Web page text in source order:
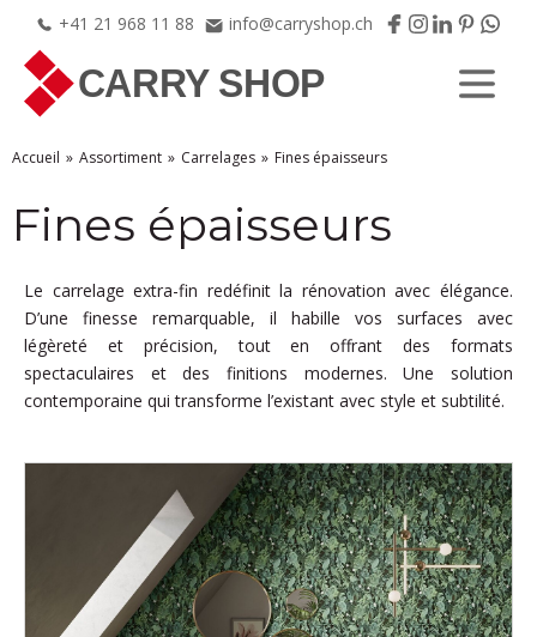
+41 21 968 11 88 info@carryshop.ch
Accueil Assortiment Carrelages Fines épaisseurs
Fines épaisseurs
Le carrelage extra-fin redéfinit la rénovation avec élégance.
D’une finesse remarquable, il habille vos surfaces avec
légèreté et précision, tout en offrant des formats
spectaculaires et des finitions modernes. Une solution
contemporaine qui transforme l’existant avec style et subtilité.